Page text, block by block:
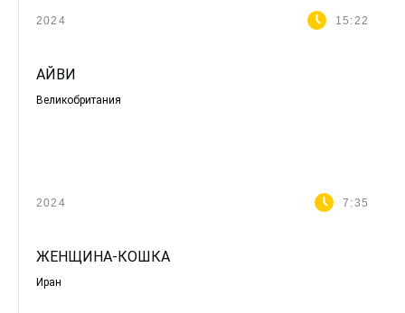
2024 15:22
АЙВИ
Великобритания
2024 7:35
ЖЕНЩИНА-КОШКА
Иран